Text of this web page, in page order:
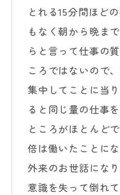
とれる15分間ほど
もなく朝から晩ま
らと言って仕事の
ころではないので
集中してことに当
ると同じ量の仕事
ところがほとんど
倍は働いたことに
外来のお世話にな
意識を失って倒れ